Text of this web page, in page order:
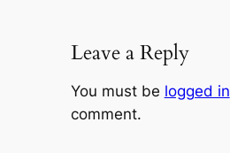
Leave a Reply
You must be logged in
comment.